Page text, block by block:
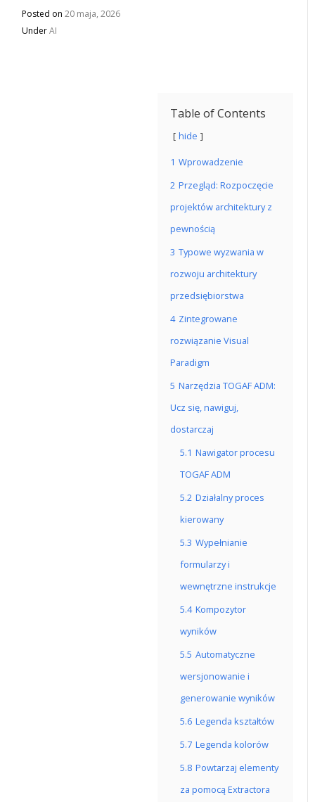
Posted on20 maja, 2026
UnderAI
Table of Contents
hide
1 Wprowadzenie
2 Przegląd: Rozpoczęcie
projektów architektury z
pewnością
3 Typowe wyzwania w
rozwoju architektury
przedsiębiorstwa
4 Zintegrowane
rozwiązanie Visual
Paradigm
5 Narzędzia TOGAF ADM:
Ucz się, nawiguj,
dostarczaj
5.1 Nawigator procesu
TOGAF ADM
5.2 Działalny proces
kierowany
5.3 Wypełnianie
formularzy i
wewnętrzne instrukcje
5.4 Kompozytor
wyników
5.5 Automatyczne
wersjonowanie i
generowanie wyników
5.6 Legenda kształtów
5.7 Legenda kolorów
5.8 Powtarzaj elementy
za pomocą Extractora